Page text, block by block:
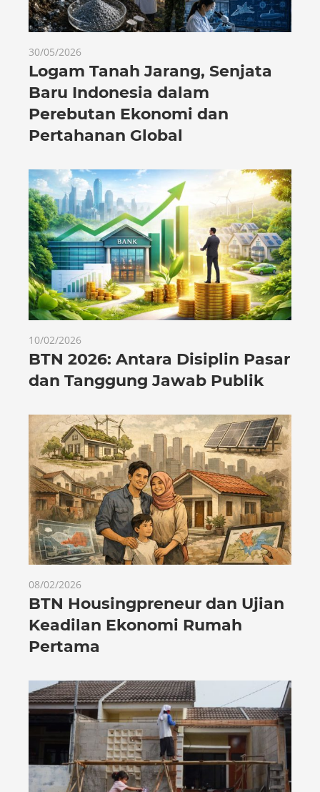
30/05/2026
Logam Tanah Jarang, Senjata
Baru Indonesia dalam
Perebutan Ekonomi dan
Pertahanan Global
10/02/2026
BTN 2026: Antara Disiplin Pasar
dan Tanggung Jawab Publik
08/02/2026
BTN Housingpreneur dan Ujian
Keadilan Ekonomi Rumah
Pertama